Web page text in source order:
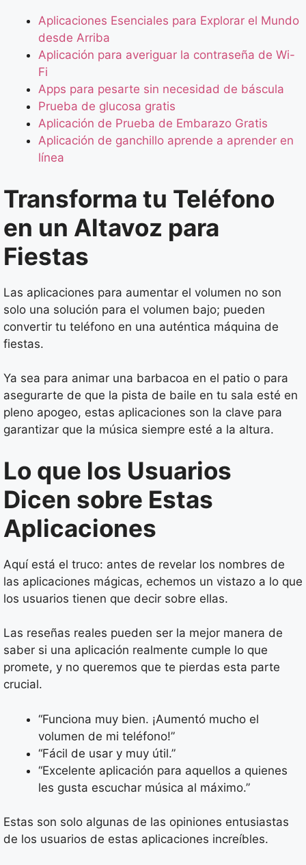
Aplicaciones Esenciales para Explorar el Mundo
desde Arriba
Aplicación para averiguar la contraseña de Wi-
Fi
Apps para pesarte sin necesidad de báscula
Prueba de glucosa gratis
Aplicación de Prueba de Embarazo Gratis
Aplicación de ganchillo aprende a aprender en
línea
Transforma tu Teléfono
en un Altavoz para
Fiestas
Las aplicaciones para aumentar el volumen no son
solo una solución para el volumen bajo; pueden
convertir tu teléfono en una auténtica máquina de
fiestas.
Ya sea para animar una barbacoa en el patio o para
asegurarte de que la pista de baile en tu sala esté en
pleno apogeo, estas aplicaciones son la clave para
garantizar que la música siempre esté a la altura.
Lo que los Usuarios
Dicen sobre Estas
Aplicaciones
Aquí está el truco: antes de revelar los nombres de
las aplicaciones mágicas, echemos un vistazo a lo que
los usuarios tienen que decir sobre ellas.
Las reseñas reales pueden ser la mejor manera de
saber si una aplicación realmente cumple lo que
promete, y no queremos que te pierdas esta parte
crucial.
“Funciona muy bien. ¡Aumentó mucho el
volumen de mi teléfono!”
“Fácil de usar y muy útil.”
“Excelente aplicación para aquellos a quienes
les gusta escuchar música al máximo.”
Estas son solo algunas de las opiniones entusiastas
de los usuarios de estas aplicaciones increíbles.